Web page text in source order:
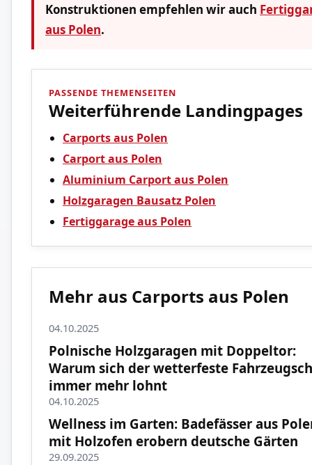
Konstruktionen empfehlen wir auch
aus Polen.
PASSENDE THEMENSEITEN
Weiterführende Landingpages
Carports aus Polen
Carport aus Polen
Aluminium Carport aus Polen
Holzgaragen Bausatz Polen
Fertiggarage aus Polen
Mehr aus Carports aus Polen
04.10.2025
Polnische Holzgaragen mit Doppeltor:
Warum sich der wetterfeste
immer mehr lohnt
04.10.2025
Wellness im Garten: Badefässer aus
mit Holzofen erobern deutsche Gärten
29.09.2025